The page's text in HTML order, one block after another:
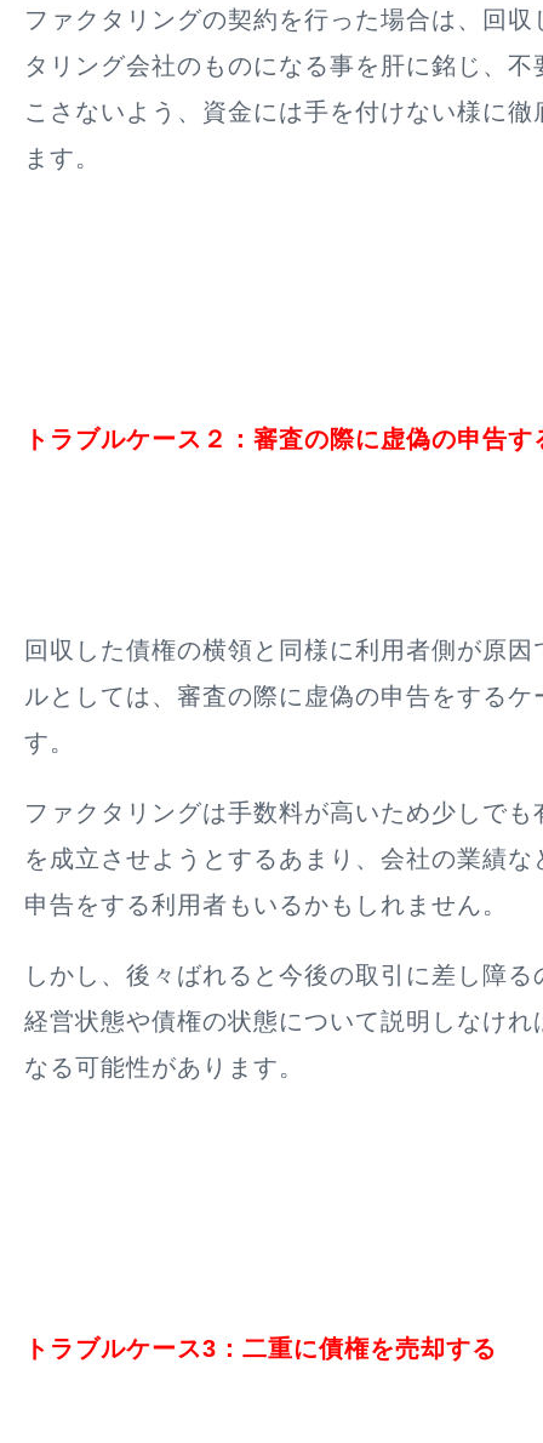
ファクタリングの契約を行った場合は、
回収
タリング会社のものになる事を肝に銘じ、
こさないよう、資金には手を付けない様に
ます。
トラブルケース２：審査の際に虚偽の申告す
回収した債権の横領と同様に利用者側が原
ルとしては、審査の際に虚偽の申告をする
す。
ファクタリングは手数料が高いため少しでも
を成立させようとするあまり、会社の業績
申告をする利用者もいるかもしれません。
しかし、後々ばれると今後の取引に差し障
経営状態や債権の状態について説明しなけれ
なる可能性があります。
トラブルケース3：二重に債権を売却する